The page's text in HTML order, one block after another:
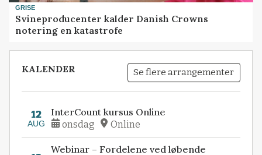
GRISE
Svineproducenter kalder Danish Crowns
notering en katastrofe
KALENDER Se flere arrangementer
12
AUG
InterCount kursus Online
onsdag Online
Webinar – Fordelene ved løbende